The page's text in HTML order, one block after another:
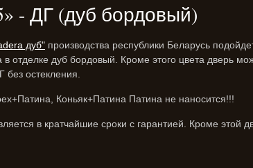
- ДГ (дуб бордовый)
дуб" производства республики Беларусь
отделке дуб бордовый. Кроме этого цвета дверь
остекления.
Коньяк+Патина Патина не наносится!!!
в кратчайшие сроки с гарантией. Кроме этой